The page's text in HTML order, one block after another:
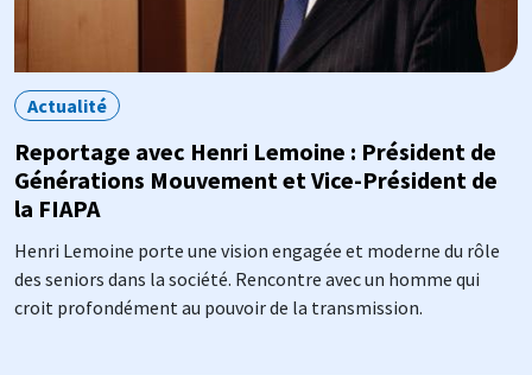
Actualité
Reportage avec Henri Lemoine : Président de
Générations Mouvement et Vice-Président de
la FIAPA
Henri Lemoine porte une vision engagée et moderne du rôle
des seniors dans la société. Rencontre avec un homme qui
croit profondément au pouvoir de la transmission.